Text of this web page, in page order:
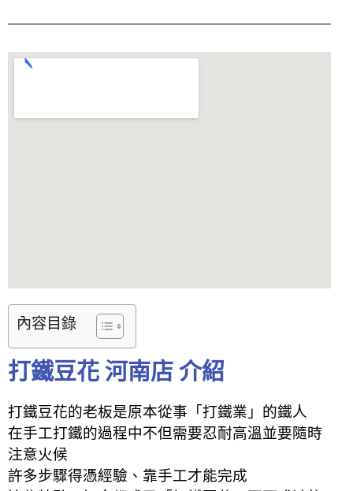
內容目錄
打鐵豆花 河南店 介紹
打鐵豆花的老板是原本從事「打鐵業」的鐵人
在手工打鐵的過程中不但需要忍耐高溫並要隨時
注意火候
許多步驟得憑經驗、靠手工才能完成